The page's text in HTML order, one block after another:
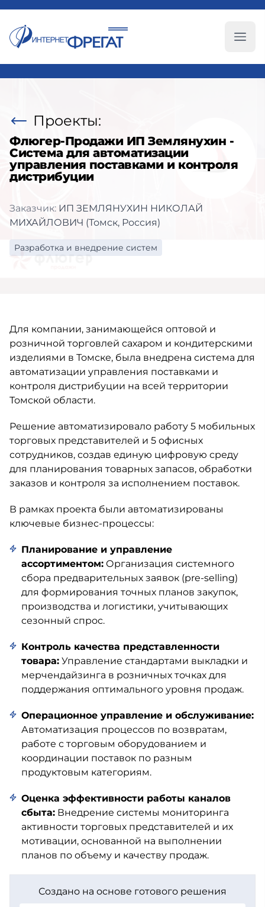
Проекты:
Флюгер-Продажи ИП Землянухин -
Система для автоматизации
управления поставками и контроля
дистрибуции
Заказчик: ИП ЗЕМЛЯНУХИН НИКОЛАЙ
МИХАЙЛОВИЧ (Томск, Россия)
Разработка и внедрение систем
Для компании, занимающейся оптовой и
розничной торговлей сахаром и кондитерскими
изделиями в Томске, была внедрена система для
автоматизации управления поставками и
контроля дистрибуции на всей территории
Томской области.
Решение автоматизировало работу 5 мобильных
торговых представителей и 5 офисных
сотрудников, создав единую цифровую среду
для планирования товарных запасов, обработки
заказов и контроля за исполнением поставок.
В рамках проекта были автоматизированы
ключевые бизнес-процессы:
Планирование и управление
ассортиментом: Организация системного
сбора предварительных заявок (pre-selling)
для формирования точных планов закупок,
производства и логистики, учитывающих
сезонный спрос.
Контроль качества представленности
товара: Управление стандартами выкладки и
мерчендайзинга в розничных точках для
поддержания оптимального уровня продаж.
Операционное управление и обслуживание:
Автоматизация процессов по возвратам,
работе с торговым оборудованием и
координации поставок по разным
продуктовым категориям.
Оценка эффективности работы каналов
сбыта: Внедрение системы мониторинга
активности торговых представителей и их
мотивации, основанной на выполнении
планов по объему и качеству продаж.
Создано на основе готового решения